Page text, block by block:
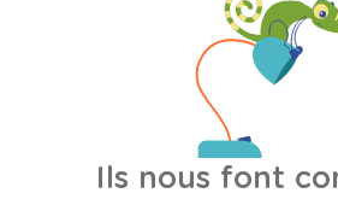
Ils nous font